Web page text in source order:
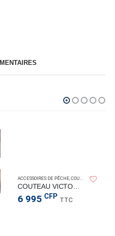
ACCESSOIRES DE PÊCHE COUTEAU ,
6 995 CFP TTC